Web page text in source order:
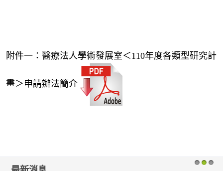
附件一：醫療法人學術發展室＜110年度各類型研究計
畫＞申請辦法簡介